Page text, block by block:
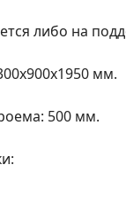
либо на
мм.
500 мм.